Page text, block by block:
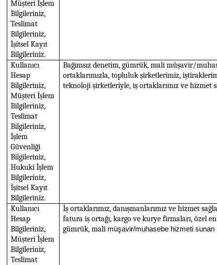
Müşteri İşlem
Bilgileriniz,
Teslimat
Bilgileriniz,
İşitsel Kayıt
Bilgileriniz.
Kullanıcı
Hesap
Bilgileriniz,
Müşteri İşlem
Bilgileriniz,
Teslimat
Bilgileriniz,
İşlem
Güvenliği
Bilgileriniz,
Hukuki İşlem
Bilgileriniz,
İşitsel Kayıt
Bilgileriniz.
Bağımsız denetim, gümrük, mali müşavir/
ortaklarımızla, topluluk şirketlerimiz,
teknoloji şirketleriyle, iş ortaklarımız ve hizmet
Kullanıcı
Hesap
Bilgileriniz,
Müşteri İşlem
Bilgileriniz,
Teslimat
İş ortaklarımız, danışmanlarımız ve hizmet
fatura iş ortağı, kargo ve kurye firmaları, özel
gümrük, mali müşavir/muhasebe hizmeti sunan